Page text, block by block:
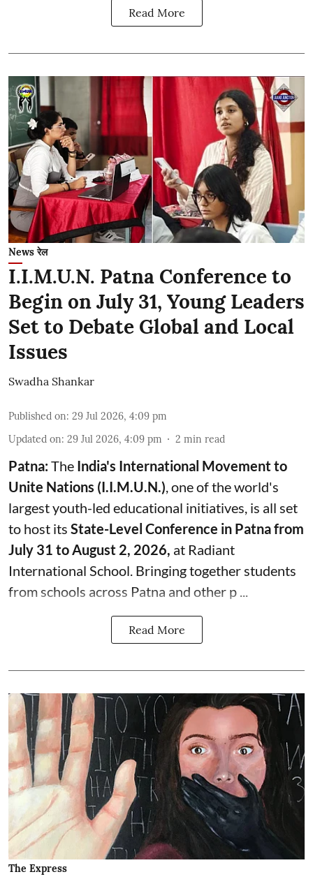
Read More
News रेल
I.I.M.U.N. Patna Conference to
Begin on July 31, Young Leaders
Set to Debate Global and Local
Issues
Swadha Shankar
Published on: 29 Jul 2026, 4:09 pm
Updated on: 29 Jul 2026, 4:09 pm 2 min read
Patna:The India's International Movement to
Unite Nations (I.I.M.U.N.) , one of the world's
largest youth-led educational initiatives, is all set
to host its State-Level Conference in Patna from
July 31 to August 2, 2026, at Radiant
International School. Bringing together students
from schools across Patna and other p ...
Read More
The Express